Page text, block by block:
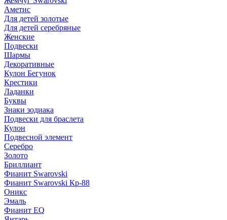
Аметис
Для детей золотые
Для детей серебряные
Женские
Подвески
Шармы
Декоративные
Кулон Бегунок
Крестики
Ладанки
Буквы
Знаки зодиака
Подвески для браслета
Кулон
Подвесной элемент
Серебро
Золото
Бриллиант
Фианит Swarovski
Фианит Swarovski Кр-88
Оникс
Эмаль
Фианит EQ